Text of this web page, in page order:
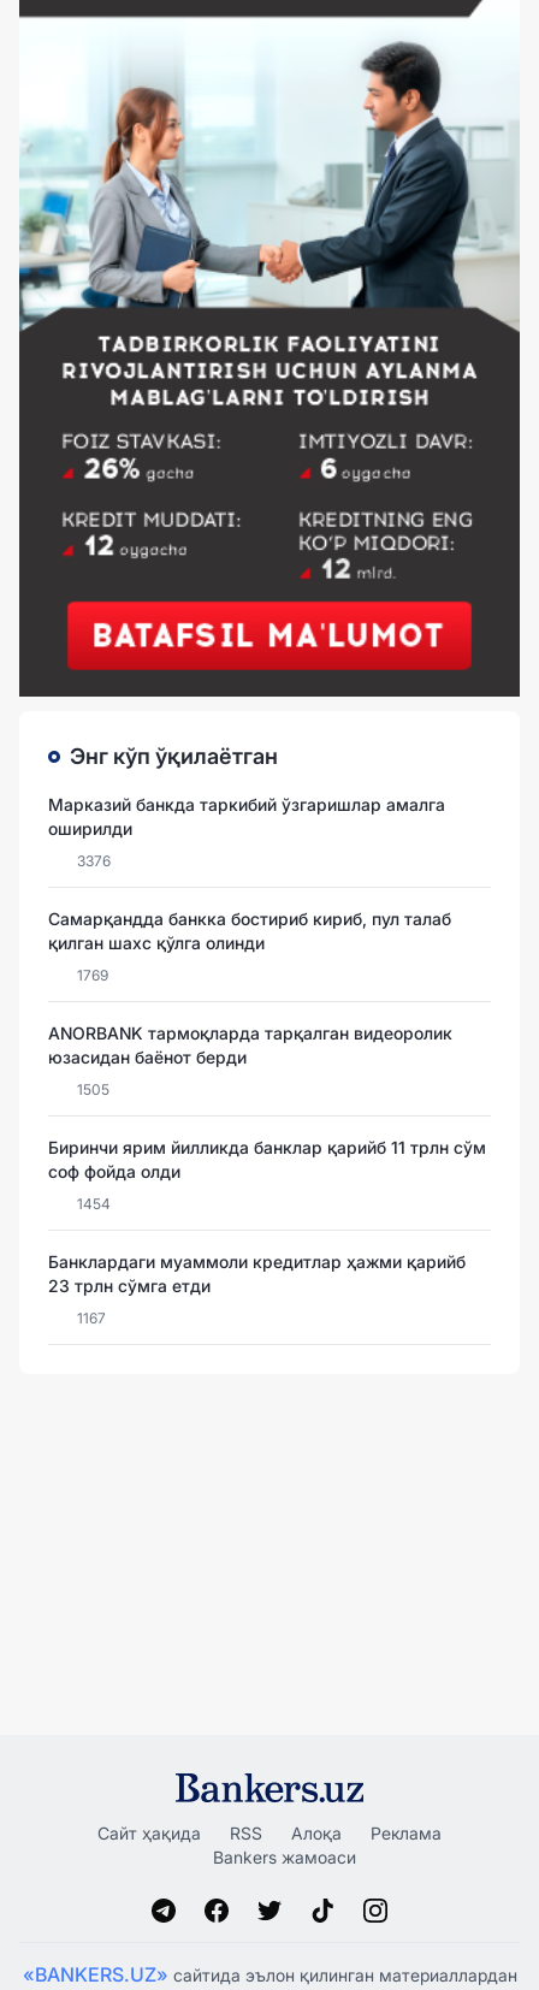
Энг кўп ўқилаётган
Марказий банкда таркибий ўзгаришлар амалга
оширилди
3376
Самарқандда банкка бостириб кириб, пул талаб
қилган шахс қўлга олинди
1769
ANORBANK тармоқларда тарқалган видеоролик
юзасидан баёнот берди
1505
Биринчи ярим йилликда банклар қарийб 11 трлн сўм
соф фойда олди
1454
Банклардаги муаммоли кредитлар ҳажми қарийб
23 трлн сўмга етди
1167
Сайт ҳақида RSS Алоқа
Реклама
Bankers жамоаси
«BANKERS.UZ» сайтида эълон қилинган материаллардан